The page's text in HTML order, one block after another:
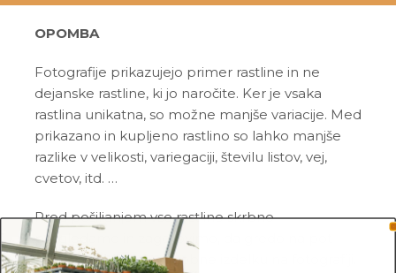
OPOMBA
Fotografije prikazujejo primer rastline in ne
dejanske rastline, ki jo naročite. Ker je vsaka
rastlina unikatna, so možne manjše variacije. Med
prikazano in kupljeno rastlino so lahko manjše
razlike v velikosti, variegaciji, številu listov, vej,
cvetov, itd. …
Pred pošiljanjem vse rastline skrbno
pregledamo in zagotovimo, da gredo na pot
zdrave in čim bolj podobne izdelku na fotografiji.